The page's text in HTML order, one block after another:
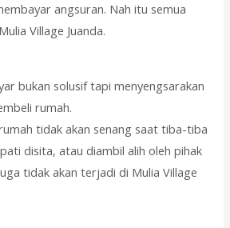
angsuran. Nah itu semua
Village Juanda.
bukan solusif tapi menyengsarakan
rumah.
tidak akan senang saat tiba-tiba
disita, atau diambil alih oleh pihak
tidak akan terjadi di Mulia Village